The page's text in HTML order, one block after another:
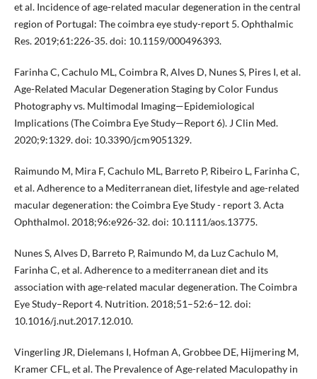
et al. Incidence of age-related macular degeneration in the central
region of Portugal: The coimbra eye study-report 5. Ophthalmic
Res. 2019;61:226-35. doi: 10.1159/000496393.
Farinha C, Cachulo ML, Coimbra R, Alves D, Nunes S, Pires I, et al.
Age-Related Macular Degeneration Staging by Color Fundus
Photography vs. Multimodal Imaging—Epidemiological
Implications (The Coimbra Eye Study—Report 6). J Clin Med.
2020;9:1329. doi: 10.3390/jcm9051329.
Raimundo M, Mira F, Cachulo ML, Barreto P, Ribeiro L, Farinha C,
et al. Adherence to a Mediterranean diet, lifestyle and age-related
macular degeneration: the Coimbra Eye Study - report 3. Acta
Ophthalmol. 2018;96:e926-32. doi: 10.1111/aos.13775.
Nunes S, Alves D, Barreto P, Raimundo M, da Luz Cachulo M,
Farinha C, et al. Adherence to a mediterranean diet and its
association with age-related macular degeneration. The Coimbra
Eye Study–Report 4. Nutrition. 2018;51–52:6–12. doi:
10.1016/j.nut.2017.12.010.
Vingerling JR, Dielemans I, Hofman A, Grobbee DE, Hijmering M,
Kramer CFL, et al. The Prevalence of Age-related Maculopathy in